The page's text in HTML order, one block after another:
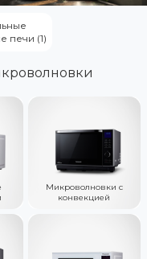
печи (1)
Микроволновки с
конвекцией